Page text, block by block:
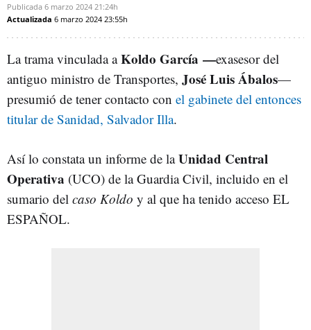
Publicada 6 marzo 2024 21:24h
Actualizada 6 marzo 2024 23:55h
La trama vinculada aKoldo García —exasesor del
antiguo ministro de Transportes, José Luis Ábalos—
presumió de tener contacto con el gabinete del entonces
titular de Sanidad, Salvador Illa.
Así lo constata un informe de laUnidad Central
Operativa (UCO) de la Guardia Civil, incluido en el
sumario del caso Koldo y al que ha tenido acceso EL
ESPAÑOL.